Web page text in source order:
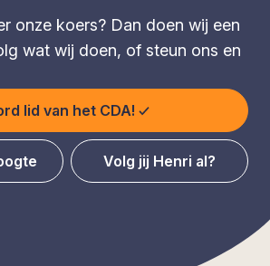
onze koers? Dan doen wij een
wat wij doen, of steun ons en
lid van het CDA!
Volg jij Henri al?